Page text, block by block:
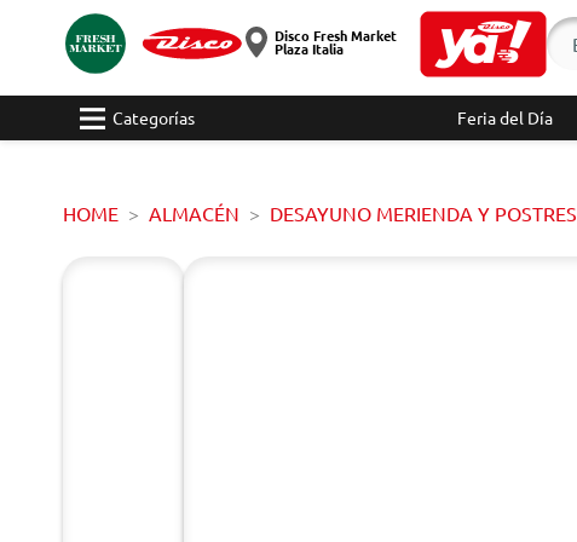
Disco Fresh Market
Plaza Italia
Categorías Feria del Día
HOME ALMACÉN DESAYUNO MERIENDA Y POSTRES